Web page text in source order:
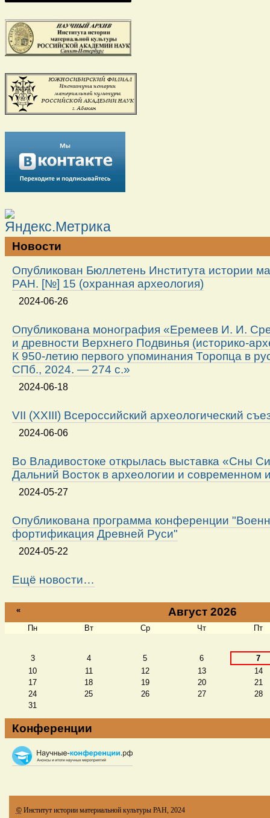
Новости
Опубликован Бюллетень Института истории
РАН. [№] 15 (охранная археология)
2024-06-26
Опубликована монография «Еремеев И. И.
и древности Верхнего Подвинья (историко-
К 950-летию первого упоминания Торопца в
СПб., 2024. — 274 с.»
2024-06-18
VII (XXIII) Всероссийский археологический
2024-06-06
Во Владивостоке открылась выставка «Сны
Дальний Восток в археологии и современном
2024-05-27
Опубликована программа конференции
фортификация Древней Руси"
2024-05-22
Ещё новости…
« Август 2026
Пн Вт Ср Чт Пт
3 4 5 6
7
10
11 12 13
14
17
18 19 20
21
24
25 26 27
28
31
Конференции
© Институт истории материальной культуры РАН, 2024